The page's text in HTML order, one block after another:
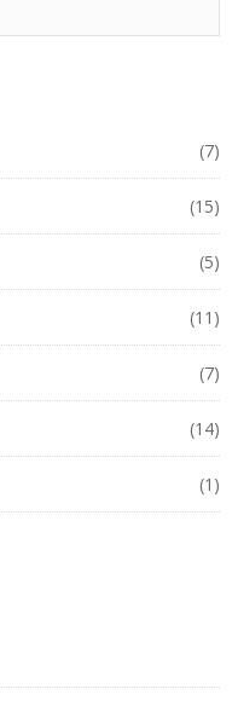
(7)
(15)
(5)
(11)
(7)
(14)
(1)